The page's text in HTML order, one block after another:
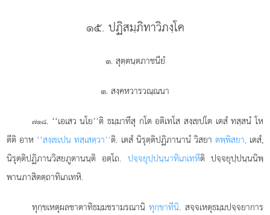
๑๕. ปฏิสมฺภิทาวิภงฺโค
๑. สุตฺตนฺตภาชนียํ
๑. สงฺคหวารวณฺณนา
๗๑๘. ‘‘เอเสวนโย’’ติ ธมฺมาทีสุ กโต อติเทโส สงฺเขปโต เตสํ ทสฺสนํ โห
ตีติ อาห ‘‘สงฺเขเปน ทสฺเสตฺวา’’ติ. เตสํ นิรุตฺติปฏิภานานํ วิสยา ตพฺพิสยา,เตสํ,
นิรุตฺติปฏิภานวิสยภูตานนฺติ อตฺโถ. ปจฺจยุปฺปนฺนาทิเภเทหีติ ปจฺจยุปฺปนฺนนิพฺ
พานภาสิตตฺถาทิเภเทหิ.
ทุกฺขเหตุผลชาตาทิธมฺมชรามรณานิทุกฺขาทีนิ. สจฺจเหตุธมฺมปจฺจยาการ